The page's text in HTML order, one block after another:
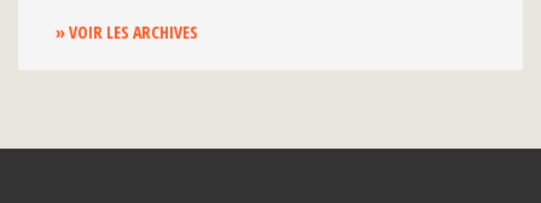
» VOIR LES ARCHIVES